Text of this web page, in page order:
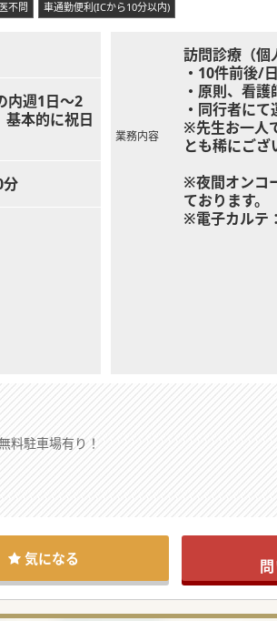
不問 車通勤便利(ICから10分以内)
内週1日～2
本的に祝日
業務内容
訪問診療（個
・10件前後/日
・原則、看護
・同行者にて
※先生お一人
とも稀にござ
※夜間オンコ
ております。
※電子カルテ
料駐車場有り！
気になる